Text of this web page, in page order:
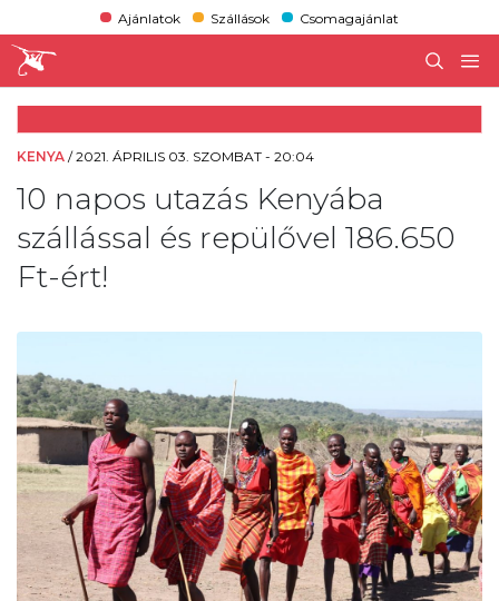
Ajánlatok Szállások Csomagajánlat
KENYA /2021. ÁPRILIS 03. SZOMBAT - 20:04
10 napos utazás Kenyába
szállással és repülővel 186.650
Ft-ért!